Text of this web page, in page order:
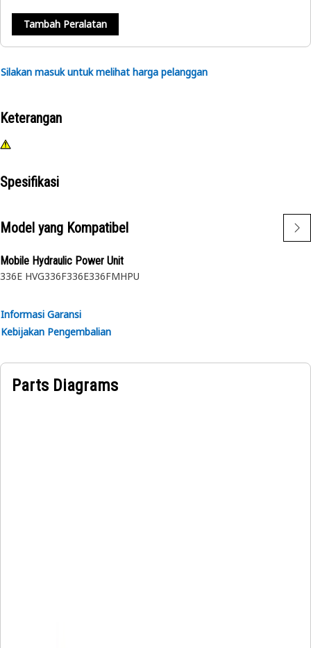
Tambah Peralatan
Silakan masuk untuk melihat harga pelanggan
Keterangan
Spesifikasi
Model yang Kompatibel
Mobile Hydraulic Power Unit
336E HVG336F336E336FMHPU
Informasi Garansi
Kebijakan Pengembalian
Parts Diagrams